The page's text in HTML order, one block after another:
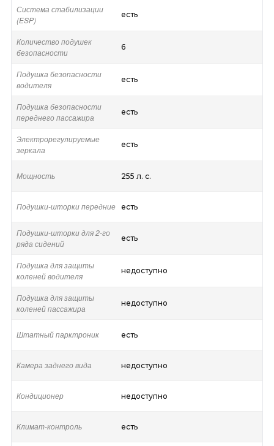
Система стабилизации
(ESP)
есть
Количество подушек
безопасности
6
Подушка безопасности
водителя
есть
Подушка безопасности
переднего пассажира
есть
Электрорегулируемые
зеркала
есть
Мощность 255 л. с.
Подушки-шторки передние есть
Подушки-шторки для 2-го
ряда сидений
есть
Подушка для защиты
коленей водителя
недоступно
Подушка для защиты
коленей пассажира
недоступно
Штатный парктроник есть
Камера заднего вида недоступно
Кондиционер недоступно
Климат-контроль есть